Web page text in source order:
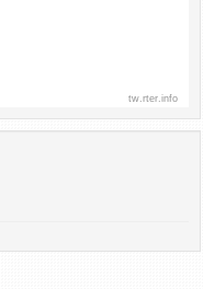
tw.rter.info